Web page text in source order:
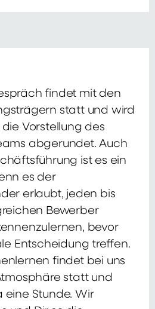
findet mit den
statt und wird
Vorstellung des
abgerundet. Auch
ist es ein
es der
erlaubt, jeden bis
Bewerber
bevor
Entscheidung treffen.
findet bei uns
statt und
eine Stunde. Wir